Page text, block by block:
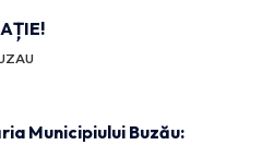
Municipiului Buzău: